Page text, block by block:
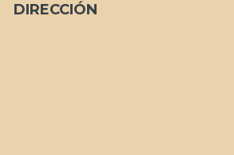
DIRECCIÓN